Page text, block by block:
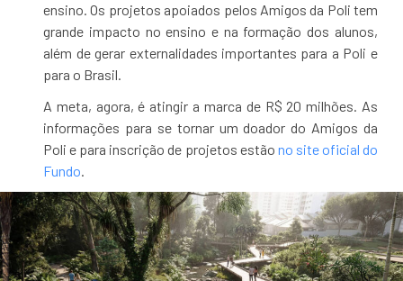
ensino. Os projetos apoiados pelos Amigos da Poli tem
grande impacto no ensino e na formação dos alunos,
além de gerar externalidades importantes para a Poli e
para o Brasil.
A meta, agora, é atingir a marca de R$ 20 milhões. As
informações para se tornar um doador do Amigos da
Poli e para inscrição de projetos estão no site oficial do
Fundo.